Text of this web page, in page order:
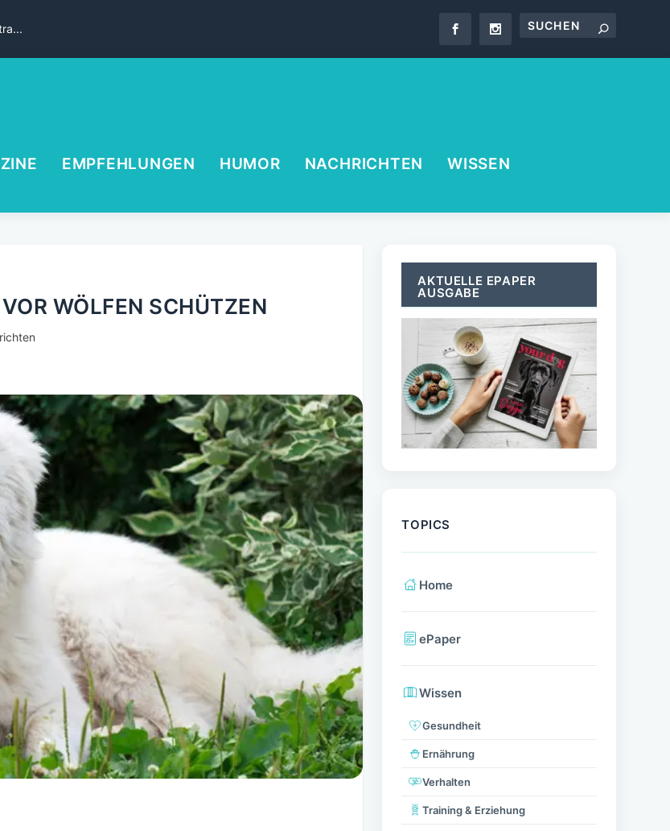
EMPFEHLUNGEN HUMOR NACHRICHTEN WISSEN
WÖLFEN SCHÜTZEN
AKTUELLE EPAPER
AUSGABE
TOPICS
Home
ePaper
Wissen
Gesundheit
Ernährung
Verhalten
Training & Erziehung